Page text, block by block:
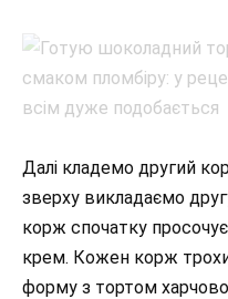
Далі кладемо другий
зверху викладаємо
корж спочатку
крем. Кожен корж
форму з тортом